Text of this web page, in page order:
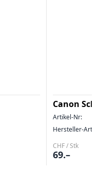
Canon
Artikel-Nr:
Hersteller-Art.-
CHF / Stk
69.–